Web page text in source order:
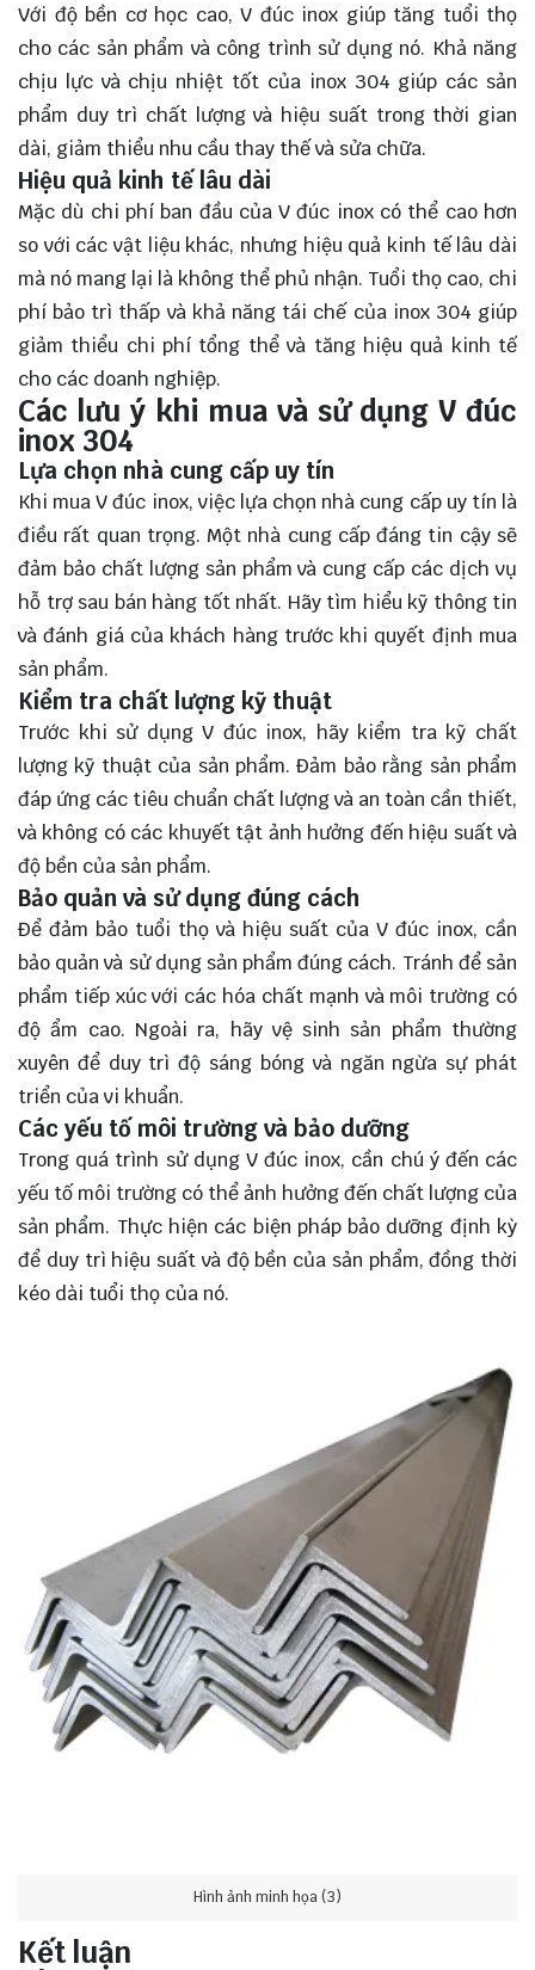
Với độ bền cơ học cao, V đúc inox giúp tăng tuổi thọ
cho các sản phẩm và công trình sử dụng nó. Khả năng
chịu lực và chịu nhiệt tốt của inox 304 giúp các sản
phẩm duy trì chất lượng và hiệu suất trong thời gian
dài, giảm thiểu nhu cầu thay thế và sửa chữa.
Hiệu quả kinh tế lâu dài
Mặc dù chi phí ban đầu của V đúc inox có thể cao hơn
so với các vật liệu khác, nhưng hiệu quả kinh tế lâu dài
mà nó mang lại là không thể phủ nhận. Tuổi thọ cao, chi
phí bảo trì thấp và khả năng tái chế của inox 304 giúp
giảm thiểu chi phí tổng thể và tăng hiệu quả kinh tế
cho các doanh nghiệp.
Các lưu ý khi mua và sử dụng V đúc
inox 304
Lựa chọn nhà cung cấp uy tín
Khi mua V đúc inox, việc lựa chọn nhà cung cấp uy tín là
điều rất quan trọng. Một nhà cung cấp đáng tin cậy sẽ
đảm bảo chất lượng sản phẩm và cung cấp các dịch vụ
hỗ trợ sau bán hàng tốt nhất. Hãy tìm hiểu kỹ thông tin
và đánh giá của khách hàng trước khi quyết định mua
sản phẩm.
Kiểm tra chất lượng kỹ thuật
Trước khi sử dụng V đúc inox, hãy kiểm tra kỹ chất
lượng kỹ thuật của sản phẩm. Đảm bảo rằng sản phẩm
đáp ứng các tiêu chuẩn chất lượng và an toàn cần thiết,
và không có các khuyết tật ảnh hưởng đến hiệu suất và
độ bền của sản phẩm.
Bảo quản và sử dụng đúng cách
Để đảm bảo tuổi thọ và hiệu suất của V đúc inox, cần
bảo quản và sử dụng sản phẩm đúng cách. Tránh để sản
phẩm tiếp xúc với các hóa chất mạnh và môi trường có
độ ẩm cao. Ngoài ra, hãy vệ sinh sản phẩm thường
xuyên để duy trì độ sáng bóng và ngăn ngừa sự phát
triển của vi khuẩn.
Các yếu tố môi trường và bảo dưỡng
Trong quá trình sử dụng V đúc inox, cần chú ý đến các
yếu tố môi trường có thể ảnh hưởng đến chất lượng của
sản phẩm. Thực hiện các biện pháp bảo dưỡng định kỳ
để duy trì hiệu suất và độ bền của sản phẩm, đồng thời
kéo dài tuổi thọ của nó.
Hình ảnh minh họa (3)
Kết luận